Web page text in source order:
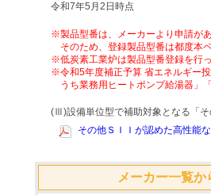
令和7年5月2日時点
※製品型番は、メーカーより申請が
そのため、登録製品型番は都度本
※低炭素工業炉は製品型番登録を行
※令和5年度補正予算 省エネルギー
うち業務用ヒートポンプ給湯器」
(Ⅲ)設備単位型で補助対象となる「そ
その他ＳＩＩが認めた高性能
メーカー一覧か